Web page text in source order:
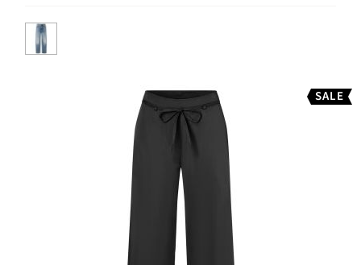
SALE